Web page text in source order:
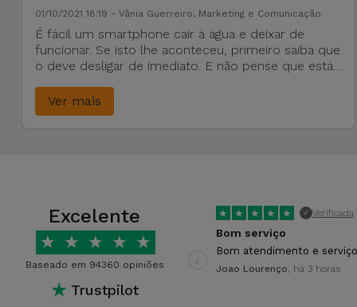
01/10/2021 18:19 - Vânia Guerreiro, Marketing e Comunicação
É fácil um smartphone cair à água e deixar de
funcionar. Se isto lhe aconteceu, primeiro saiba que
o deve desligar de imediato. E não pense que está
Siga as nossas dicas!
Ver mais
Excelente
★ ★ ★ ★ ★
Baseado em 94360 opiniões
★ Trustpilot
★ ★ ★ ★ ★ ✓ Verificada
Bom serviço
Bom atendimento e
Joao Lourenço, há 3 horas